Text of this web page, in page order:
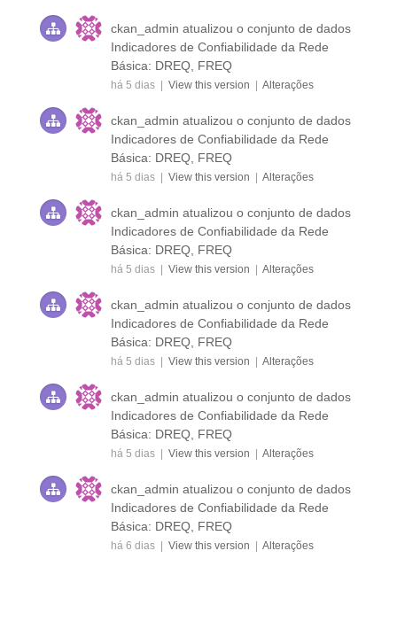
ckan_admin atualizou o conjunto de dados
Indicadores de Confiabilidade da Rede
Básica: DREQ, FREQ
há 5 dias | View this version | Alterações
ckan_admin atualizou o conjunto de dados
Indicadores de Confiabilidade da Rede
Básica: DREQ, FREQ
há 5 dias | View this version | Alterações
ckan_admin atualizou o conjunto de dados
Indicadores de Confiabilidade da Rede
Básica: DREQ, FREQ
há 5 dias | View this version | Alterações
ckan_admin atualizou o conjunto de dados
Indicadores de Confiabilidade da Rede
Básica: DREQ, FREQ
há 5 dias | View this version | Alterações
ckan_admin atualizou o conjunto de dados
Indicadores de Confiabilidade da Rede
Básica: DREQ, FREQ
há 5 dias | View this version | Alterações
ckan_admin atualizou o conjunto de dados
Indicadores de Confiabilidade da Rede
Básica: DREQ, FREQ
há 6 dias | View this version | Alterações